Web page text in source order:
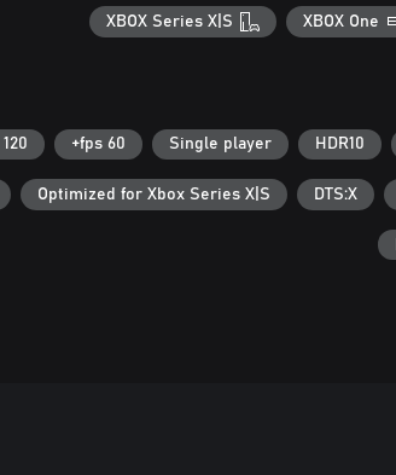
XBOX One
XBOX Series X|S
HDR10
Single player
60 fps+
120 fps
DTS:X
Optimized for Xbox Series X|S